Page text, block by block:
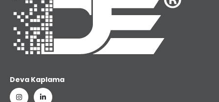
Deva Kaplama